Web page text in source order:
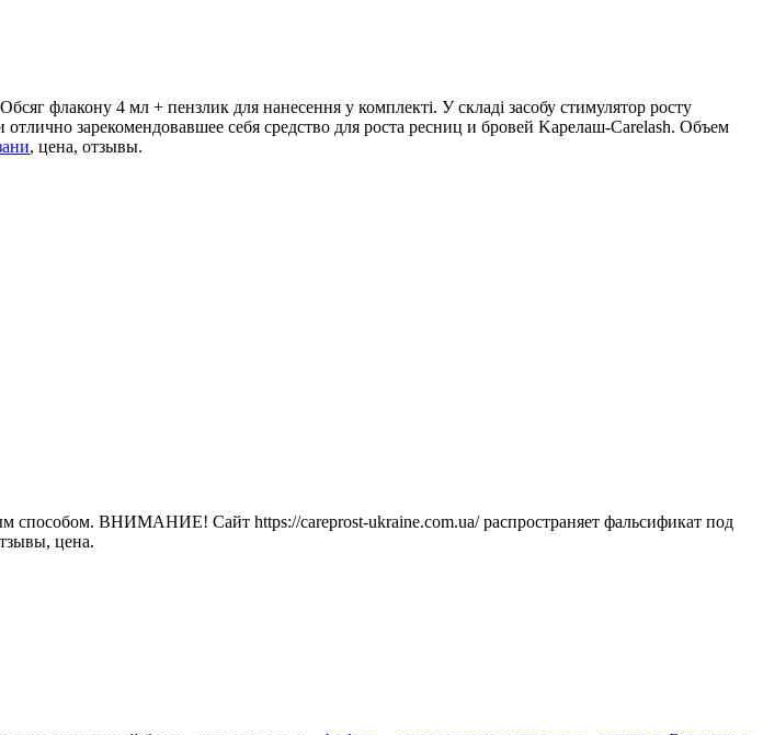
флакону 4 мл + пензлик для нанесення у комплекті. У складі засобу стимулятор росту
зарекомендовавшее себя средство для роста ресниц и бровей Kарелаш-Carelash. Объем
, цена, отзывы.
способом. ВНИМАНИЕ! Сайт https://careprost-ukraine.com.ua/ распространяет фальсификат под
цена.